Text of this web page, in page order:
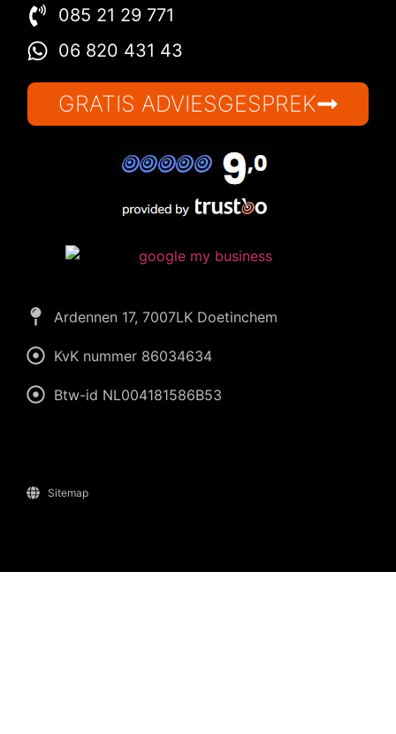
085 21 29 771
06 820 431 43
GRATIS ADVIESGESPREK
Ardennen 17, 7007LK Doetinchem
KvK nummer 86034634
Btw-id NL004181586B53
Sitemap